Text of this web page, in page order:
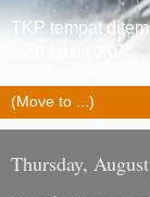
TKP tempat
oleh Lexie Xu™
Thursday,